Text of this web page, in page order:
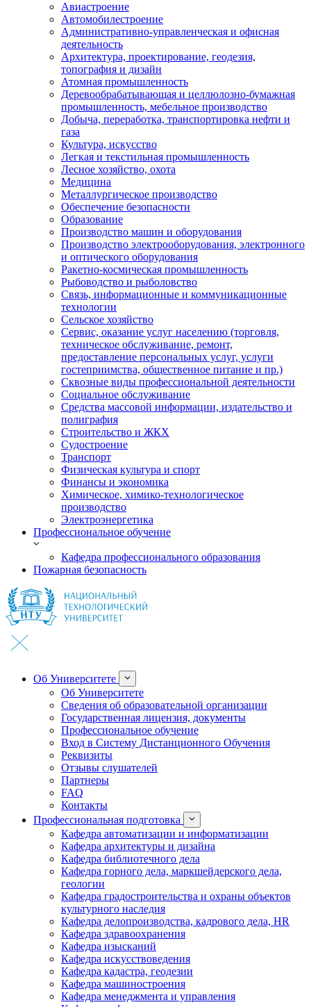
Авиастроение
Автомобилестроение
Административно-управленческая и офисная
деятельность
Архитектура, проектирование, геодезия,
топография и дизайн
Атомная промышленность
Деревообрабатывающая и целлюлозно-бумажная
промышленность, мебельное производство
Добыча, переработка, транспортировка нефти и
газа
Культура, искусство
Легкая и текстильная промышленность
Лесное хозяйство, охота
Медицина
Металлургическое производство
Обеспечение безопасности
Образование
Производство машин и оборудования
Производство электрооборудования, электронного
и оптического оборудования
Ракетно-космическая промышленность
Рыбоводство и рыболовство
Связь, информационные и коммуникационные
технологии
Сельское хозяйство
Сервис, оказание услуг населению (торговля,
техническое обслуживание, ремонт,
предоставление персональных услуг, услуги
гостеприимства, общественное питание и пр.)
Сквозные виды профессиональной деятельности
Социальное обслуживание
Средства массовой информации, издательство и
полиграфия
Строительство и ЖКХ
Судостроение
Транспорт
Физическая культура и спорт
Финансы и экономика
Химическое, химико-технологическое
производство
Электроэнергетика
Профессиональное обучение
Кафедра профессионального образования
Пожарная безопасность
Об Университете
Об Университете
Сведения об образовательной организации
Государственная лицензия, документы
Профессиональное обучение
Вход в Систему Дистанционного Обучения
Реквизиты
Отзывы слушателей
Партнеры
FAQ
Контакты
Профессиональная подготовка
Кафедра автоматизации и информатизации
Кафедра архитектуры и дизайна
Кафедра библиотечного дела
Кафедра горного дела, маркшейдерского дела,
геологии
Кафедра градостроительства и охраны объектов
культурного наследия
Кафедра делопроизводства, кадрового дела, HR
Кафедра здравоохранения
Кафедра изысканий
Кафедра искусствоведения
Кафедра кадастра, геодезии
Кафедра машиностроения
Кафедра менеджмента и управления